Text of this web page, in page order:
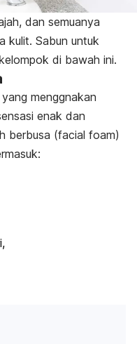
dan semuanya
kulit. Sabun untuk
di bawah ini.
menggnakan
enak dan
berbusa (facial foam)